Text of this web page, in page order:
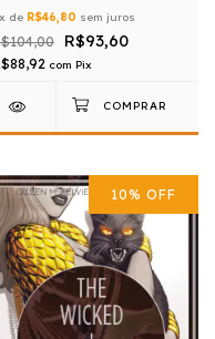
x de R$46,80 sem juros
R$93,60
com Pix
10% OFF